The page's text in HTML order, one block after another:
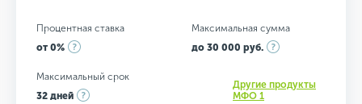
Процентная ставка
от 0%
Максимальная сумма
до 30 000 руб.
Максимальный срок
32 дней
Другие продукты
МФО 1